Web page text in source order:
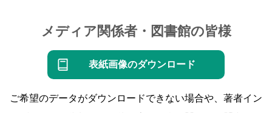
メディア関係者・図書館の皆様
表紙画像のダウンロード
ご希望のデータがダウンロードできない場合や、著者イン